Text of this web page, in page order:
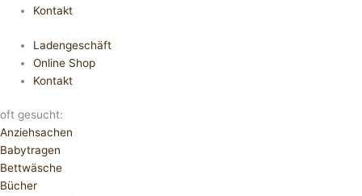
Kontakt
Ladengeschäft
Online Shop
Kontakt
oft gesucht:
Anziehsachen
Babytragen
Bettwäsche
Bücher